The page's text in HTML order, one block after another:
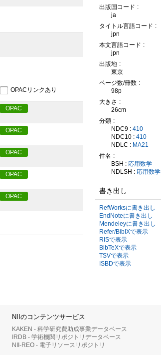
OPACリンクあり
OPAC
OPAC
OPAC
OPAC
OPAC
出版国コード
ja
タイトル言語コード
jpn
本文言語コード
jpn
出版地
東京
ページ数/冊数
98p
大きさ
26cm
分類
NDC9 : 410
NDC10 : 410
NDLC : MA21
件名
BSH : 応用数学
NDLSH : 応用数学
書き出し
RefWorksに書き出し
EndNoteに書き出し
Mendeleyに書き出し
Refer/BibIXで表示
RISで表示
BibTeXで表示
TSVで表示
ISBDで表示
NIIのコンテンツサービス
KAKEN - 科学研究費助成事業データベース
IRDB - 学術機関リポジトリデータベース
NII-REO - 電子リソースリポジトリ